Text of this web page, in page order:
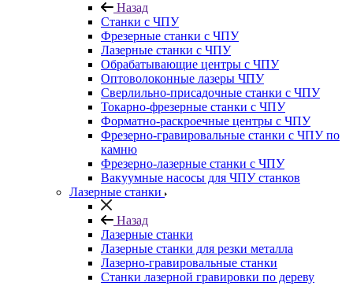
Назад
Станки с ЧПУ
Фрезерные станки с ЧПУ
Лазерные станки с ЧПУ
Обрабатывающие центры с ЧПУ
Оптоволоконные лазеры ЧПУ
Сверлильно-присадочные станки с ЧПУ
Токарно-фрезерные станки с ЧПУ
Форматно-раскроечные центры с ЧПУ
Фрезерно-гравировальные станки с ЧПУ по
камню
Фрезерно-лазерные станки с ЧПУ
Вакуумные насосы для ЧПУ станков
Лазерные станки
Назад
Лазерные станки
Лазерные станки для резки металла
Лазерно-гравировальные станки
Станки лазерной гравировки по дереву